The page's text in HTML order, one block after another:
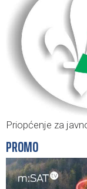
Priopćenje za
PROMO